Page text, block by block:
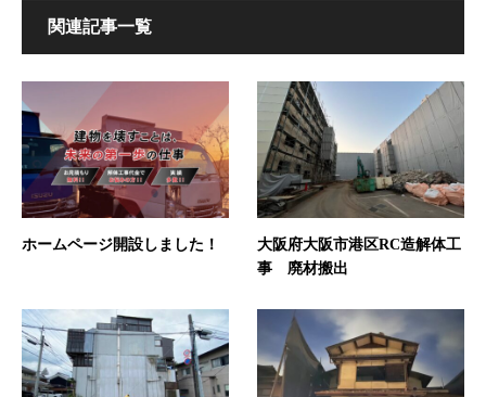
関連記事一覧
ホームページ開設しました！
大阪府大阪市港区RC造解体工
事 廃材搬出